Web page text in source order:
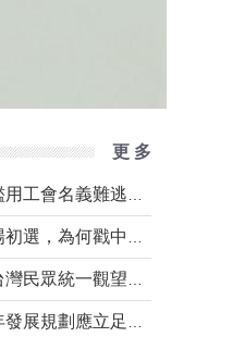
更 多